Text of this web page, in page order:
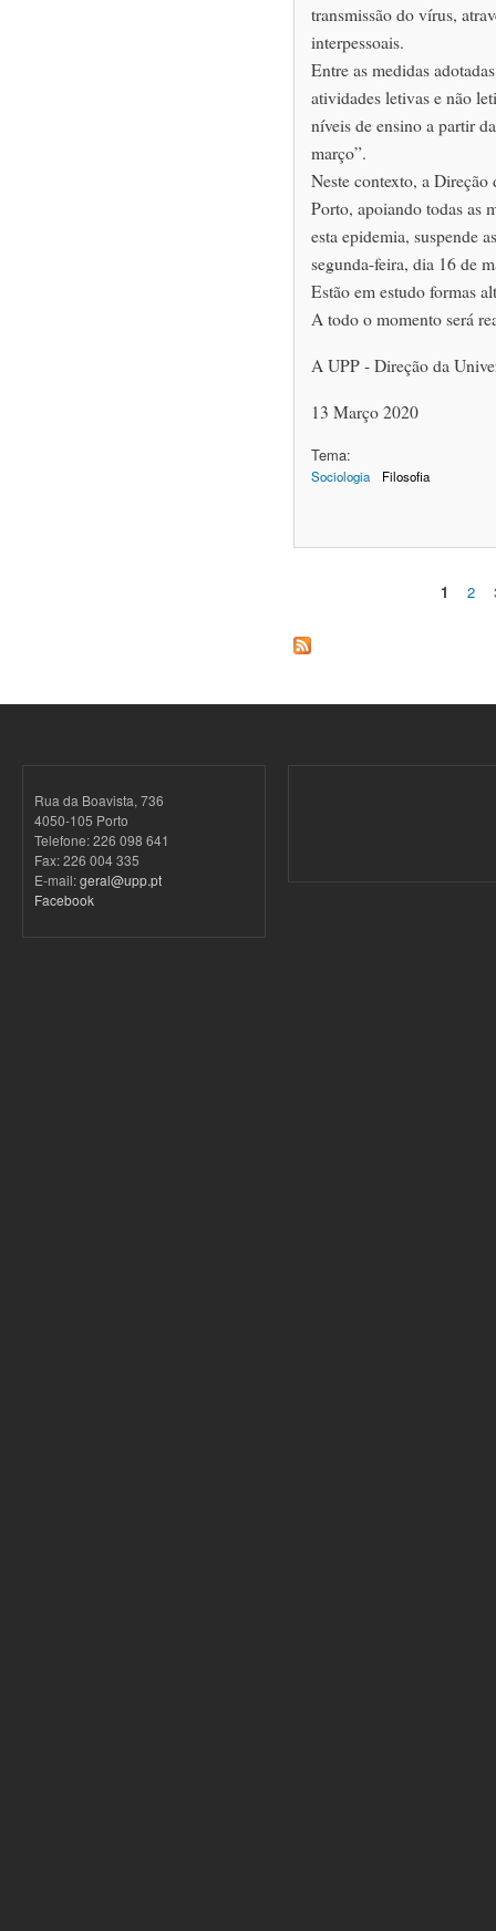
transmissão do vírus,
interpessoais.
Entre as medidas
atividades letivas e não
níveis de ensino a partir
março”.
Neste contexto, a
Porto, apoiando todas as
esta epidemia, suspende
segunda-feira, dia 16 de
Estão em estudo formas
A todo o momento será
A UPP - Direção da
13 Março 2020
Tema:
Sociologia Filosofia
1 2
Rua da Boavista, 736
4050-105 Porto
Telefone: 226 098 641
Fax: 226 004 335
E-mail:geral@upp.pt
Facebook